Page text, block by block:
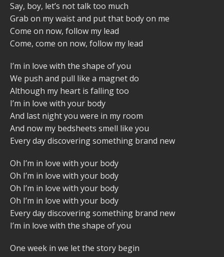
Say, boy, let’s not talk too much
Grab on my waist and put that body on me
Come on now, follow my lead
Come, come on now, follow my lead
I’m in love with the shape of you
We push and pull like a magnet do
Although my heart is falling too
I’m in love with your body
And last night you were in my room
And now my bedsheets smell like you
Every day discovering something brand new
Oh I’m in love with your body
Oh I’m in love with your body
Oh I’m in love with your body
Oh I’m in love with your body
Every day discovering something brand new
I’m in love with the shape of you
One week in we let the story begin